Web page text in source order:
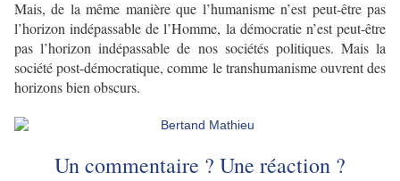
Mais, de la même manière que l’humanisme n’est peut-être pas
l’horizon indépassable de l’Homme, la démocratie n’est peut-être
pas l’horizon indépassable de nos sociétés politiques. Mais la
société post-démocratique, comme le transhumanisme ouvrent des
horizons bien obscurs.
Un commentaire ? Une réaction ?